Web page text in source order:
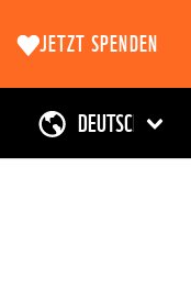
JETZT SPENDEN